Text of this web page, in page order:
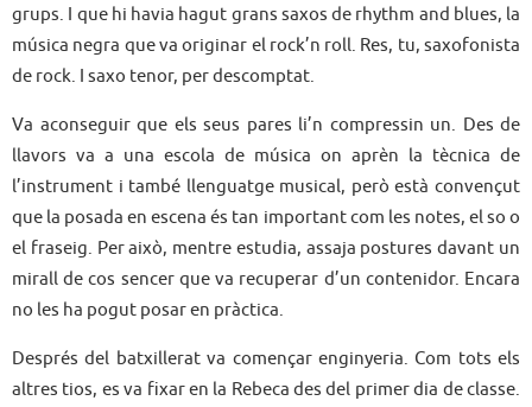
grups. I que hi havia hagut grans saxos de rhythm and blues, la
música negra que va originar el rock’n roll. Res, tu, saxofonista
de rock. I saxo tenor, per descomptat.
Va aconseguir que els seus pares li’n compressin un. Des de
llavors va a una escola de música on aprèn la tècnica de
l’instrument i també llenguatge musical, però està convençut
que la posada en escena és tan important com les notes, el so o
el fraseig. Per això, mentre estudia, assaja postures davant un
mirall de cos sencer que va recuperar d’un contenidor. Encara
no les ha pogut posar en pràctica.
Després del batxillerat va començar enginyeria. Com tots els
altres tios, es va fixar en la Rebeca des del primer dia de classe.